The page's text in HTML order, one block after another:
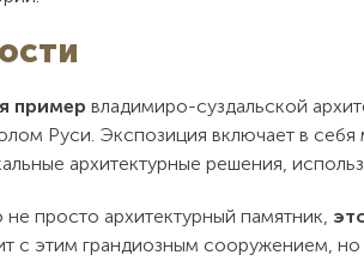
пример владимиро-суздальской
Руси. Экспозиция включает в
архитектурные решения,
просто архитектурный памятник,
с этим грандиозным сооружением,